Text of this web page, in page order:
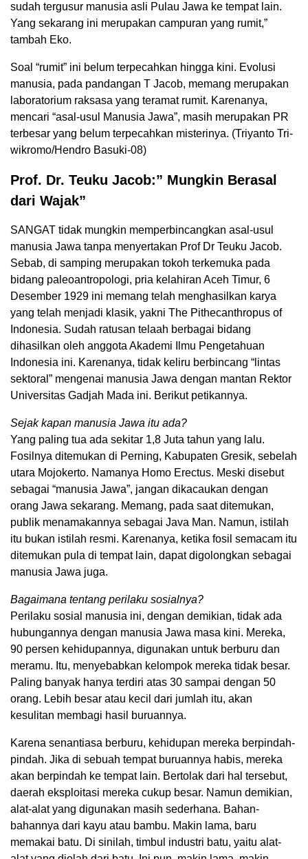
sudah tergusur manusia asli Pulau Jawa ke tempat lain.
Yang sekarang ini merupakan campuran yang rumit,”
tambah Eko.
Soal “rumit” ini belum terpecahkan hingga kini. Evolusi
manusia, pada pandangan T Jacob, memang merupakan
laboratorium raksasa yang teramat rumit. Karenanya,
mencari “asal-usul Manusia Jawa”, masih merupakan PR
terbesar yang belum terpecahkan misterinya. (Triyanto Tri-
wikromo/Hendro Basuki-08)
Prof. Dr. Teuku Jacob:” Mungkin Berasal
dari Wajak”
SANGAT tidak mungkin memperbincangkan asal-usul
manusia Jawa tanpa menyertakan Prof Dr Teuku Jacob.
Sebab, di samping merupakan tokoh terkemuka pada
bidang paleoantropologi, pria kelahiran Aceh Timur, 6
Desember 1929 ini memang telah menghasilkan karya
yang telah menjadi klasik, yakni The Pithecanthropus of
Indonesia. Sudah ratusan telaah berbagai bidang
dihasilkan oleh anggota Akademi Ilmu Pengetahuan
Indonesia ini. Karenanya, tidak keliru berbincang “lintas
sektoral” mengenai manusia Jawa dengan mantan Rektor
Universitas Gadjah Mada ini. Berikut petikannya.
Sejak kapan manusia Jawa itu ada?
Yang paling tua ada sekitar 1,8 Juta tahun yang lalu.
Fosilnya ditemukan di Perning, Kabupaten Gresik, sebelah
utara Mojokerto. Namanya Homo Erectus. Meski disebut
sebagai “manusia Jawa”, jangan dikacaukan dengan
orang Jawa sekarang. Memang, pada saat ditemukan,
publik menamakannya sebagai Java Man. Namun, istilah
itu bukan istilah resmi. Karenanya, ketika fosil semacam itu
ditemukan pula di tempat lain, dapat digolongkan sebagai
manusia Jawa juga.
Bagaimana tentang perilaku sosialnya?
Perilaku sosial manusia ini, dengan demikian, tidak ada
hubungannya dengan manusia Jawa masa kini. Mereka,
90 persen kehidupannya, digunakan untuk berburu dan
meramu. Itu, menyebabkan kelompok mereka tidak besar.
Paling banyak hanya terdiri atas 30 sampai dengan 50
orang. Lebih besar atau kecil dari jumlah itu, akan
kesulitan membagi hasil buruannya.
Karena senantiasa berburu, kehidupan mereka berpindah-
pindah. Jika di sebuah tempat buruannya habis, mereka
akan berpindah ke tempat lain. Bertolak dari hal tersebut,
daerah eksploitasi mereka cukup besar. Namun demikian,
alat-alat yang digunakan masih sederhana. Bahan-
bahannya dari kayu atau bambu. Makin lama, baru
memakai batu. Di sinilah, timbul industri batu, yaitu alat-